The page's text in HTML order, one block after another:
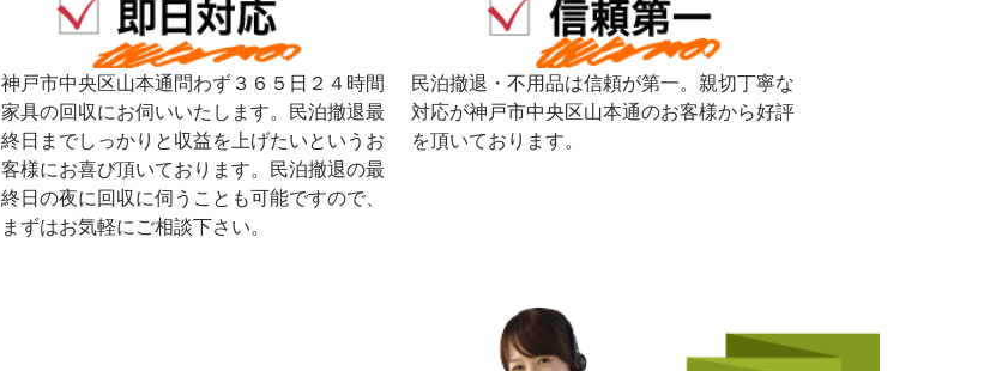
神戸市中央区山本通問わず３６５日２４時間
家具の回収にお伺いいたします。民泊撤退最
終日までしっかりと収益を上げたいというお
客様にお喜び頂いております。民泊撤退の最
終日の夜に回収に伺うことも可能ですので、
まずはお気軽にご相談下さい。
民泊撤退・不用品は信頼が第一。親切丁寧な
対応が神戸市中央区山本通のお客様から好評
を頂いております。